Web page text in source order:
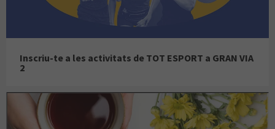
Inscriu-te a les activitats de TOT ESPORT a GRAN VIA
2